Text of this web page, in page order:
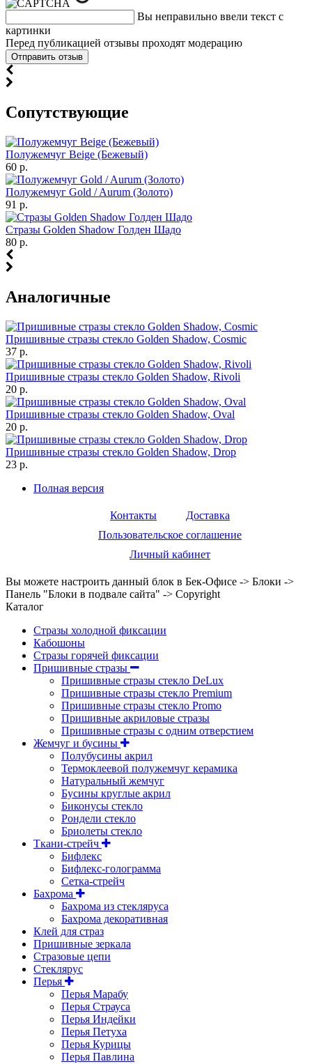
Вы неправильно ввели текст с
картинки
Перед публикацией отзывы проходят модерацию
Cопутствующие
Полужемчуг Beige (Бежевый)
60 р.
Полужемчуг Gold / Aurum (Золото)
91 р.
Стразы Golden Shadow Голден Шадо
80 р.
Аналогичные
Пришивные стразы стекло Golden Shadow, Cosmic
37 р.
Пришивные стразы стекло Golden Shadow, Rivoli
20 р.
Пришивные стразы стекло Golden Shadow, Oval
20 р.
Пришивные стразы стекло Golden Shadow, Drop
23 р.
Полная версия
Контакты
Доставка
Пользовательское соглашение
Личный кабинет
Вы можете настроить данный блок в Бек-Офисе -> Блоки ->
Панель "Блоки в подвале сайта" -> Copyright
Каталог
Стразы холодной фиксации
Кабошоны
Стразы горячей фиксации
Пришивные стразы
Пришивные стразы стекло DeLux
Пришивные стразы стекло Premium
Пришивные стразы стекло Promo
Пришивные акриловые стразы
Пришивные стразы с одним отверстием
Жемчуг и бусины
Полубусины акрил
Термоклеевой полужемчуг керамика
Натуральный жемчуг
Бусины круглые акрил
Биконусы стекло
Рондели стекло
Бриолеты стекло
Ткани-стрейч
Бифлекс
Бифлекс-голограмма
Сетка-стрейч
Бахрома
Бахрома из стекляруса
Бахрома декоративная
Клей для страз
Пришивные зеркала
Cтразовые цепи
Стеклярус
Перья
Перья Марабу
Перья Страуса
Перья Индейки
Перья Петуха
Перья Курицы
Перья Павлина